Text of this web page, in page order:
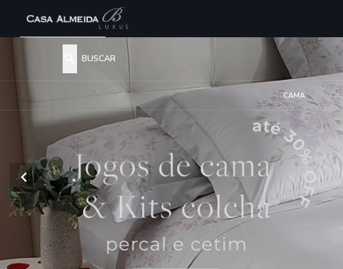
CAMA
Casa Almeida — Cama, Mesa, Banho e Decoração com Sofisticação e Elegância